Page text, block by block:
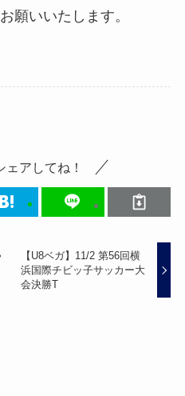
願いいたします。
ェアしてね！
【U8ベガ】11/2 第56回横
浜国際チビッ子サッカー大
会決勝T